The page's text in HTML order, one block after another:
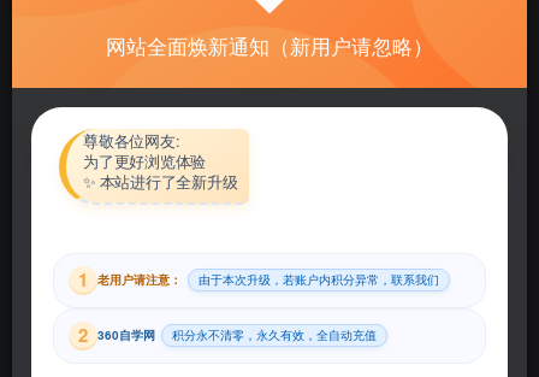
热心网友 关注
此内容为付费资源，请付费后查看
29积分
付费资源
网站全面焕新通知（新用户请忽略）
尊敬各位网友:
为了更好浏览体验
✨ 本站进行了全新升级
1 老用户请注意： 由于本次升级，若账户内积分异常，联系我们
2 360自学网 积分永不清零，永久有效，全自动充值